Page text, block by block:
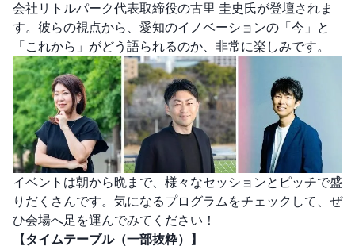
会社リトルパーク代表取締役の古里 圭史氏が登壇されま
す。彼らの視点から、愛知のイノベーションの「今」と
「これから」がどう語られるのか、非常に楽しみです。
イベントは朝から晩まで、様々なセッションとピッチで盛
りだくさんです。気になるプログラムをチェックして、ぜ
ひ会場へ足を運んでみてください！
【タイムテーブル（一部抜粋）】